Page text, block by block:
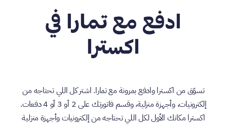
ادفع مع تمارا في
اكسترا
تسوّق من اكسترا وادفع بمرونة مع تمارا. اشتر كل اللي تحتاجه من
إلكترونيات، وأجهزة منزلية، وقسم فاتورتك على 2 أو 3 أو 4 دفعات.
اكسترا مكانك الأول لكل اللي تحتاجه من إلكترونيات وأجهزة منزلية